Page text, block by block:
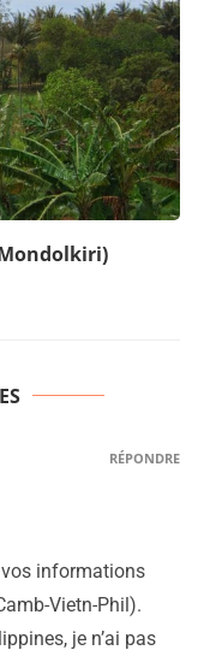
vos informations
Vietn-Phil).
je n’ai pas
RÉPONDRE